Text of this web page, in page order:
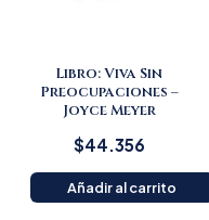
Libro: Viva Sin
Preocupaciones –
Joyce Meyer
$44.356
Añadir al carrito